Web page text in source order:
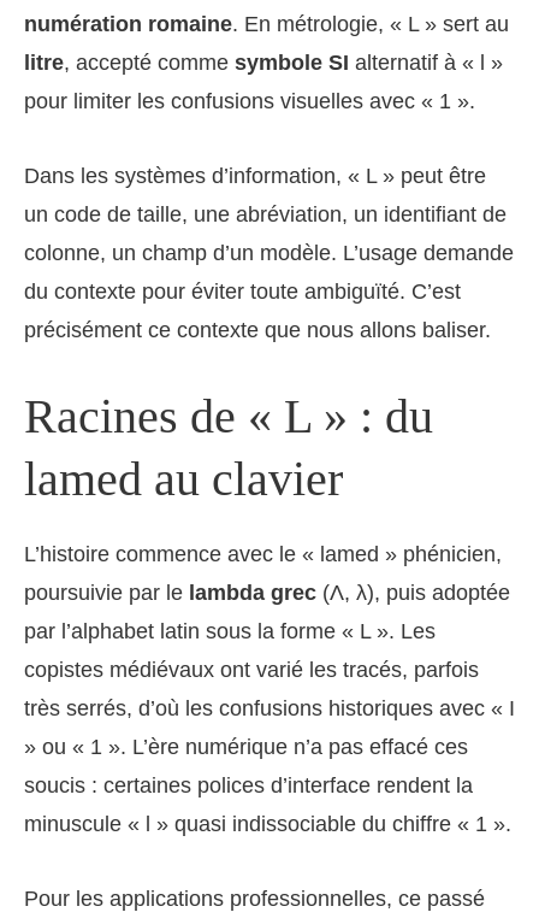
numération romaine. En métrologie, « L » sert au
litre, accepté comme symbole SI alternatif à « l »
pour limiter les confusions visuelles avec « 1 ».
Dans les systèmes d’information, « L » peut être
un code de taille, une abréviation, un identifiant de
colonne, un champ d’un modèle. L’usage demande
du contexte pour éviter toute ambiguïté. C’est
précisément ce contexte que nous allons baliser.
Racines de « L » : du
lamed au clavier
L’histoire commence avec le « lamed » phénicien,
poursuivie par le lambda grec (Λ, λ), puis adoptée
par l’alphabet latin sous la forme « L ». Les
copistes médiévaux ont varié les tracés, parfois
très serrés, d’où les confusions historiques avec « I
» ou « 1 ». L’ère numérique n’a pas effacé ces
soucis : certaines polices d’interface rendent la
minuscule « l » quasi indissociable du chiffre « 1 ».
Pour les applications professionnelles, ce passé